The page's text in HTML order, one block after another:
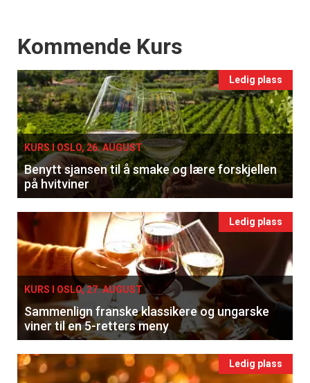
Events
Kommende Kurs
Ledig plass
KURS I OSLO, 26. AUGUST
Benytt sjansen til å smake og lære forskjellen
på hvitviner
Ledig plass
KURS I OSLO, 27. AUGUST
Sammenlign franske klassikere og ungarske
viner til en 5-retters meny
Ledig plass